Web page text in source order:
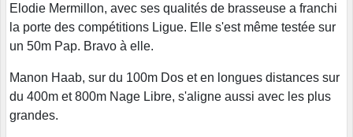
Elodie Mermillon, avec ses qualités de brasseuse a franchi
la porte des compétitions Ligue. Elle s'est même testée sur
un 50m Pap. Bravo à elle.
Manon Haab, sur du 100m Dos et en longues distances sur
du 400m et 800m Nage Libre, s'aligne aussi avec les plus
grandes.